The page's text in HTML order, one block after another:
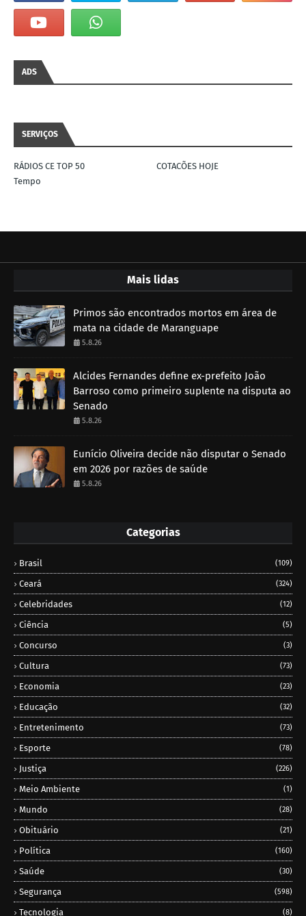
ADS
SERVIÇOS
RÁDIOS CE TOP 50
COTACÕES HOJE
Tempo
Mais lidas
Primos são encontrados mortos em área de
mata na cidade de Maranguape
5.8.26
Alcides Fernandes define ex-prefeito João
Barroso como primeiro suplente na disputa ao
Senado
5.8.26
Eunício Oliveira decide não disputar o Senado
em 2026 por razões de saúde
5.8.26
Categorias
Brasil (109)
Ceará (324)
Celebridades (12)
Ciência (5)
Concurso (3)
Cultura (73)
Economia (23)
Educação (32)
Entretenimento (73)
Esporte (78)
Justiça (226)
Meio Ambiente (1)
Mundo (28)
Obituário (21)
Política (160)
Saúde (30)
Segurança (598)
Tecnologia (8)